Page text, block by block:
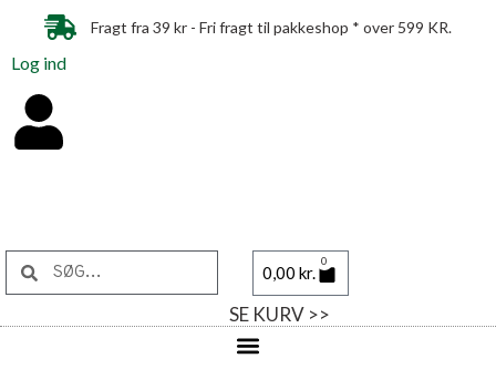
Fragt fra 39 kr - Fri fragt til pakkeshop * over 599 KR.
Log ind
0,00 kr.
0
SE KURV >>